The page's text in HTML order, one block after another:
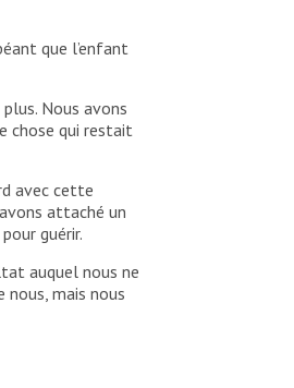
que l’enfant
Nous avons
chose qui restait
avec cette
attaché un
guérir.
auquel nous ne
nous, mais nous